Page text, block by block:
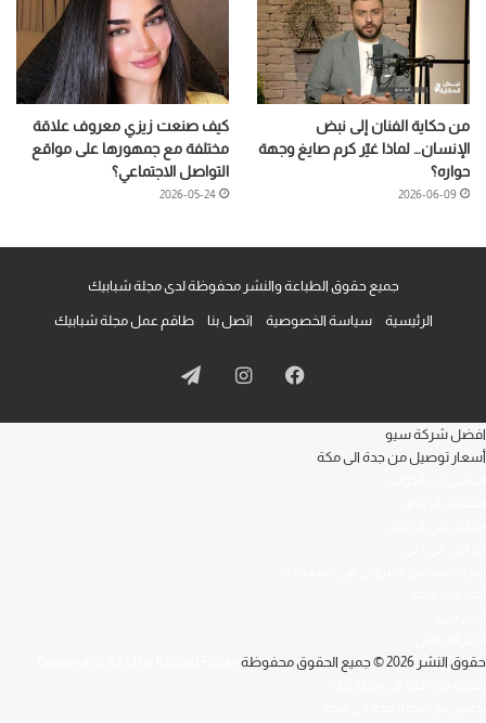
من حكاية الفنان إلى نبض
الإنسان… لماذا غيّر كرم صايغ وجهة
حواره؟
2026-06-09
كيف صنعت زيزي معروف علاقة
مختلفة مع جمهورها على مواقع
التواصل الاجتماعي؟
2026-05-24
جميع حقوق الطباعة والنشر محفوظة لدى مجلة شبابيك
الرئيسية سياسة الخصوصية اتصل بنا طاقم عمل مجلة شبابيك
فيسبوكانستقرامتيلقرام
افضل شركة سيو
أسعار توصيل من جدة الى مكة
حقوق النشر 2026 © جميع الحقوق محفوظة